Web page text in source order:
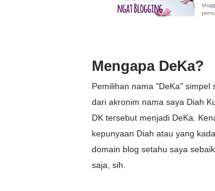
Mengapa DeKa?
Pemilihan nama "DeKa"
dari akronim nama saya Diah
DK tersebut menjadi DeKa.
kepunyaan Diah atau yang
domain blog setahu saya
saja, sih.